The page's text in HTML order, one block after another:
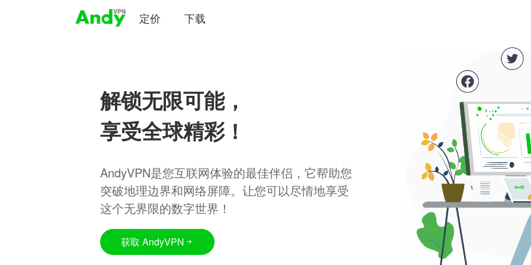
定价 下载
解锁无限可能，
享受全球精彩！
AndyVPN是您互联网体验的最佳伴侣，它帮助您
突破地理边界和网络屏障。让您可以尽情地享受
这个无界限的数字世界！
获取 AndyVPN